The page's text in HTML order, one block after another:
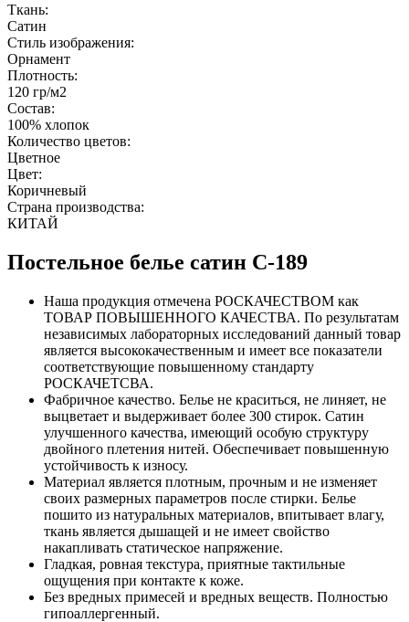
Ткань:
Сатин
Стиль изображения:
Орнамент
Плотность:
120 гр/м2
Состав:
100% хлопок
Количество цветов:
Цветное
Цвет:
Коричневый
Страна производства:
КИТАЙ
Постельное белье сатин С-189
Наша продукция отмечена РОСКАЧЕСТВОМ как
ТОВАР ПОВЫШЕННОГО КАЧЕСТВА. По результатам
независимых лабораторных исследований данный товар
является высококачественным и имеет все показатели
соответствующие повышенному стандарту
РОСКАЧЕТСВА.
Фабричное качество. Белье не краситься, не линяет, не
выцветает и выдерживает более 300 стирок. Сатин
улучшенного качества, имеющий особую структуру
двойного плетения нитей. Обеспечивает повышенную
устойчивость к износу.
Материал является плотным, прочным и не изменяет
своих размерных параметров после стирки. Белье
пошито из натуральных материалов, впитывает влагу,
ткань является дышащей и не имеет свойство
накапливать статическое напряжение.
Гладкая, ровная текстура, приятные тактильные
ощущения при контакте к коже.
Без вредных примесей и вредных веществ. Полностью
гипоаллергенный.